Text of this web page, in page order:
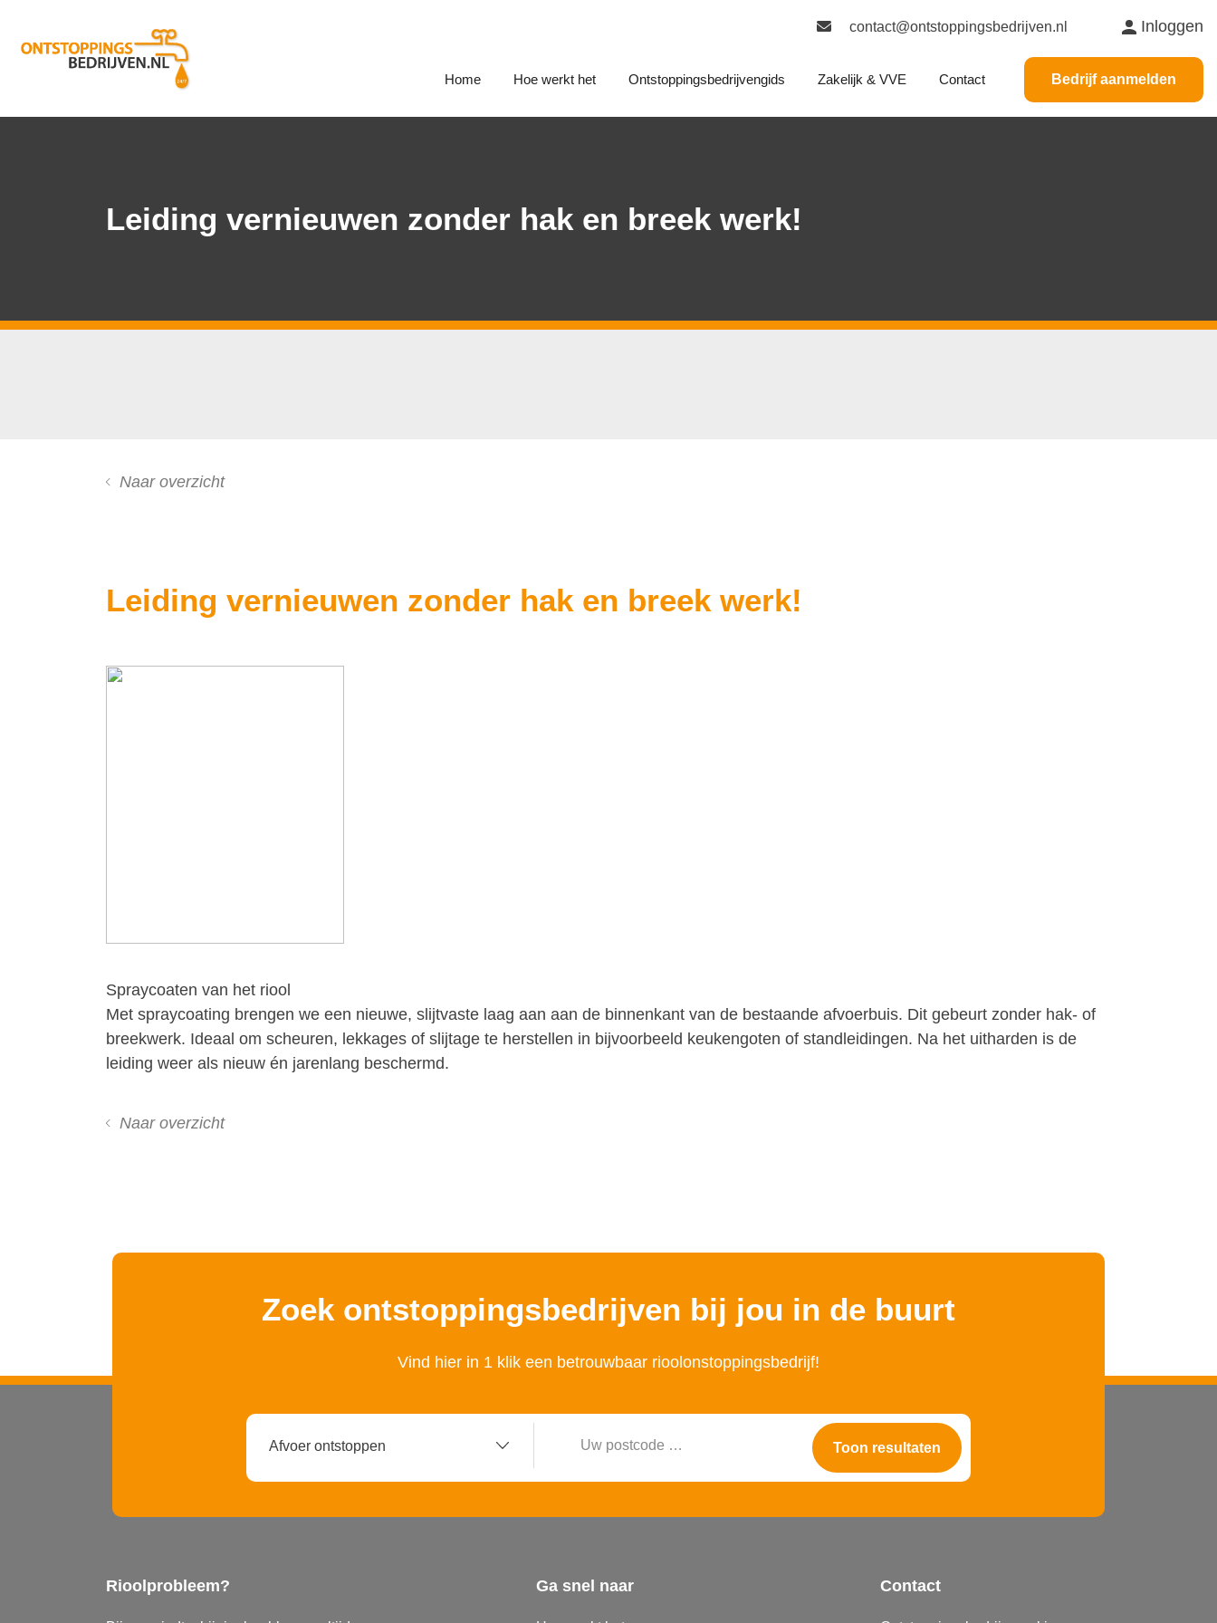
contact@ontstoppingsbedrijven.nl Inloggen
Home Hoe werkt het Ontstoppingsbedrijvengids Zakelijk & VVE Contact Bedrijf aanmelden
Leiding vernieuwen zonder hak en breek werk!
Naar overzicht
Leiding vernieuwen zonder hak en breek werk!
Spraycoaten van het riool
Met spraycoating brengen we een nieuwe, slijtvaste laag aan aan de binnenkant van de bestaande afvoerbuis. Dit gebeurt zonder hak- of
breekwerk. Ideaal om scheuren, lekkages of slijtage te herstellen in bijvoorbeeld keukengoten of standleidingen. Na het uitharden is de
leiding weer als nieuw én jarenlang beschermd.
Naar overzicht
Zoek ontstoppingsbedrijven bij jou in de buurt
Vind hier in 1 klik een betrouwbaar rioolonstoppingsbedrijf!
dienst
postcode
…
Rioolprobleem? Ga snel naar Contact